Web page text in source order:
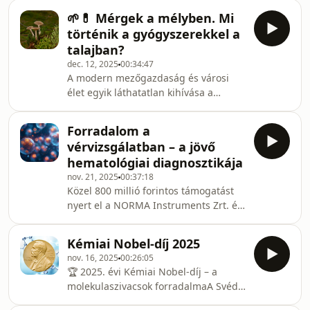
tudományos támogatását nyerte el.A
beszélgetésben kiderül:🔹 Miért
izgalmasak a végtelen gráfok, és mi
el. Vendégünk Pipek Orsolya Anna, az
ELTE Természettudományi Kar
biofizikusa, aki adattudományi
módszerekkel fejleszt olyan
algoritmusokat, amelyek
forradalmasítják a DNS-elemzést.🔍
Hogyan lehet több milliárd soros
adathalmazokat feldolgozni akár egy
óra alatt?
🌱💊 Mérgek a mélyben. Mi
történik a gyógyszerekkel a
talajban?
dec. 12, 2025 00:34:47
A modern mezőgazdaság és városi
élet egyik láthatatlan kihívása a
kezelt/kezeletlen szennyvízből,
öntözésből vagy szennyvíziszapból a
talajokba kerülnek, majd
továbbterjedhetnek. Vendégeink, Lili
Szabó és László Bauer, friss
kísérleteikből hoznak példákat:
gyökérsavak szerepe,
abszorpciós/adszorpciós folyamatok,
laborprotokollok, időskálák és
hőmérséklet-inga
Forradalom a
vérvizsgálatban – a jövő
hematológiai diagnosztikája
nov. 21, 2025 00:37:18
Közel 800 millió forintos támogatást
nyert el a NORMA Instruments Zrt. és
pontosabb készülékkel,
költséghatékonyabban végezhetők el
a vérvizsgálatok. A Moduláris detektor
és megvilágító rendszer fejlesztése
alakos elemek fényszóródásának
Kémiai Nobel-díj 2025
nov. 16, 2025 00:26:05
🏆 2025. évi Kémiai Nobel-díj – a
molekulaszivacsok forradalmaA Svéd